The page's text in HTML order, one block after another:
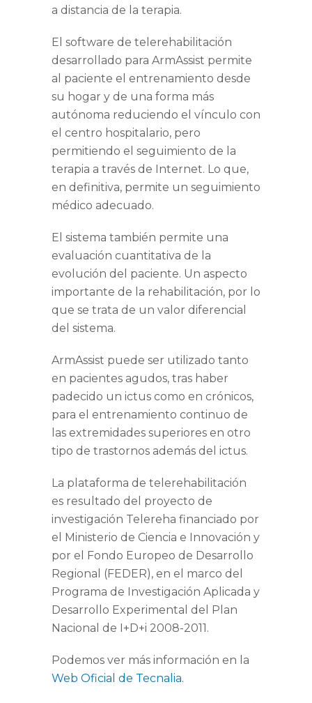
a distancia de la terapia.
El software de telerehabilitación
desarrollado para ArmAssist permite
al paciente el entrenamiento desde
su hogar y de una forma más
autónoma reduciendo el vínculo con
el centro hospitalario, pero
permitiendo el seguimiento de la
terapia a través de Internet. Lo que,
en definitiva, permite un seguimiento
médico adecuado.
El sistema también permite una
evaluación cuantitativa de la
evolución del paciente. Un aspecto
importante de la rehabilitación, por lo
que se trata de un valor diferencial
del sistema.
ArmAssist puede ser utilizado tanto
en pacientes agudos, tras haber
padecido un ictus como en crónicos,
para el entrenamiento continuo de
las extremidades superiores en otro
tipo de trastornos además del ictus.
La plataforma de telerehabilitación
es resultado del proyecto de
investigación Telereha financiado por
el Ministerio de Ciencia e Innovación y
por el Fondo Europeo de Desarrollo
Regional (FEDER), en el marco del
Programa de Investigación Aplicada y
Desarrollo Experimental del Plan
Nacional de I+D+i 2008-2011.
Podemos ver más información en la
Web Oficial de Tecnalia.